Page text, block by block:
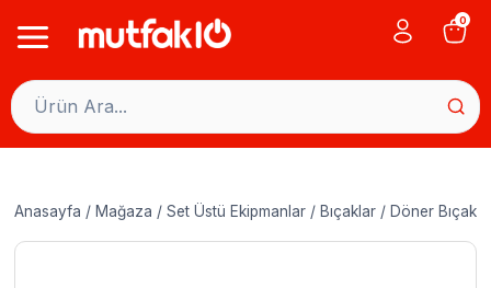
0
Anasayfa / Mağaza / Set Üstü Ekipmanlar / Bıçaklar / Döner